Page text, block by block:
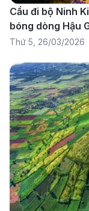
Sự chuẩn bị kỹ
Rica mà không
toán. Cùng điểm
hình thức thanh
Đơn vị tiền
Tên gọi này
Columbus
Nha) – nhà
Đồng ngoại
Cầu đi bộ Ninh
bóng dòng Hậu
Thứ 5 26/03/2026